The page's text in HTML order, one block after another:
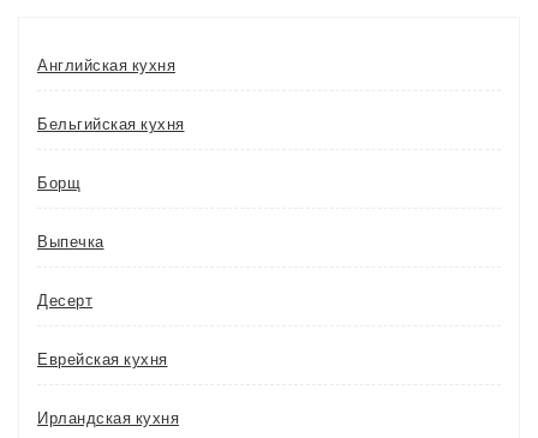
Английская кухня
Бельгийская кухня
Борщ
Выпечка
Десерт
Еврейская кухня
Ирландская кухня